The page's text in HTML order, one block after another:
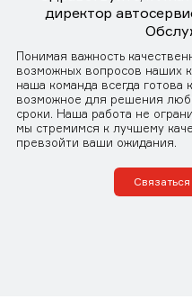
директор
Понимая важность
возможных вопросов наших
наша команда всегда готова
возможное для решения
сроки. Наша работа не
мы стремимся к лучшему
превзойти ваши ожидания.